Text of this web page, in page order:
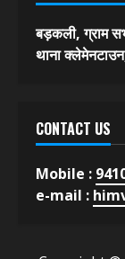
बड़कली, ग्राम
थाना
CONTACT US
Mobile :
e-mail :